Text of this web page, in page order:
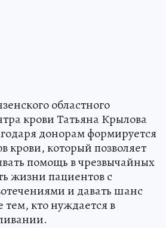
областного
крови Татьяна Крылова
донорам формируется
крови, который позволяет
помощь в чрезвычайных
жизни пациентов с
и давать шанс
тем, кто нуждается в